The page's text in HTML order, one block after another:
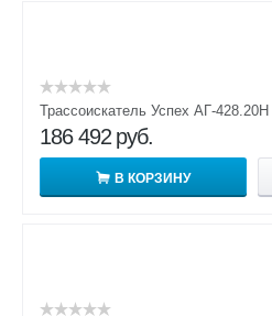
Трассоискатель Успех АГ-428.20Н
186 492 руб.
В КОРЗИНУ